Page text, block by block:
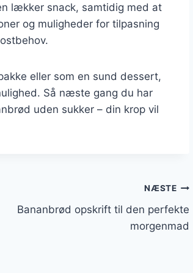
lækker snack, samtidig med at
og muligheder for tilpasning
eller som en sund dessert,
Så næste gang du har
uden sukker – din krop vil
NÆSTE
Bananbrød opskrift til den perfekte
morgenmad